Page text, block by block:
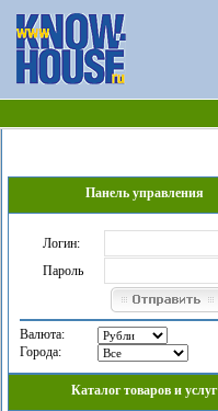
Панель управления
Логин:
Пароль
Валюта:
Города:
Каталог товаров и услуг